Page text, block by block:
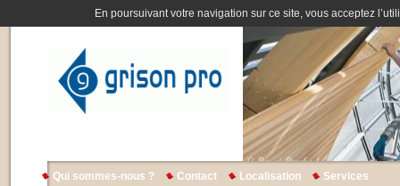
En poursuivant votre navigation sur ce site, vous acceptez
Qui sommes-nous ? Contact Localisation Services